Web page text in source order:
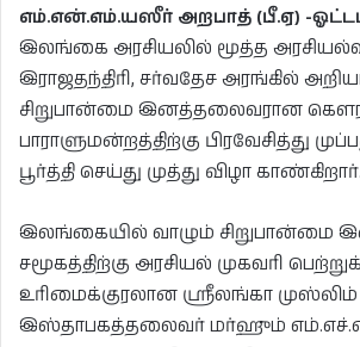
எம்.என்.எம்.யஸீர் அறபாத் (பீ.ஏ) -
இலங்கை அரசியலில் மூத்த
இராஜதந்திரி, சர்வதேச அரங்கில்
சிறுபான்மை இனத்தலைவரான
பாராளுமன்றத்திற்கு பிரவேசித்து
பூர்த்தி செய்து முத்து விழா காண்கிறார்.
இலங்கையில் வாழும் சிறுபான்மை
சமூகத்திற்கு அரசியல் முகவரி
உரிமைக்குரலான ஸ்ரீலங்கா முஸ்லிம்
இஸ்தாபகத்தலைவர் மர்ஹும்